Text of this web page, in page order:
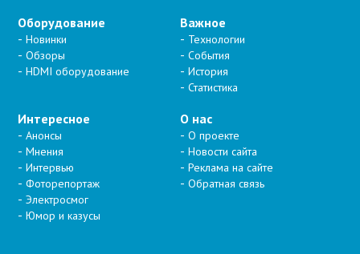
Оборудование
Новинки
Обзоры
HDMI оборудование
Важное
Технологии
События
История
Статистика
Интересное
Анонсы
Мнения
Интервью
Фоторепортаж
Электросмог
Юмор и казусы
О нас
О проекте
Новости сайта
Реклама на сайте
Обратная связь